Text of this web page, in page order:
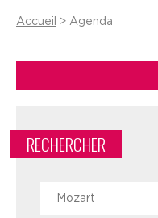
Accueil > Agenda
RECHERCHER